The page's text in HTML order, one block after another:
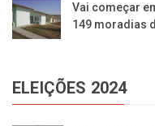
Vai começar
149 moradias
ELEIÇÕES 2024